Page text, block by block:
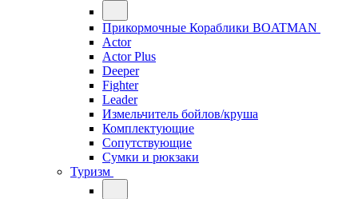
Прикормочные Кораблики BOATMAN
Actor
Actor Plus
Deeper
Fighter
Leader
Измельчитель бойлов/круша
Комплектующие
Сопутствующие
Сумки и рюкзаки
Туризм